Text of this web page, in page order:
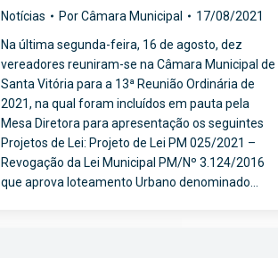
Notícias PorCâmara Municipal
17/08/2021
Na última segunda-feira, 16 de agosto, dez
vereadores reuniram-se na Câmara Municipal de
Santa Vitória para a 13ª Reunião Ordinária de
2021, na qual foram incluídos em pauta pela
Mesa Diretora para apresentação os seguintes
Projetos de Lei: Projeto de Lei PM 025/2021 –
Revogação da Lei Municipal PM/Nº 3.124/2016
que aprova loteamento Urbano denominado…